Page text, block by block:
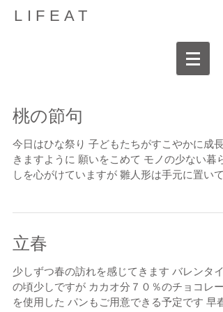
LIFEAT
桃の節句
今日はひな祭り 子どもたちがすこやかに成長
きますように 願いをこめて モノの少ない暮ら
しを心がけていますが 雛人形は手元に置いて
立春
少しずつ春の訪れを感じてきます バレンタイ
の頃少しですが カカオ分７０％のチョコレー
を使用した パンもご用意できる予定です 早春